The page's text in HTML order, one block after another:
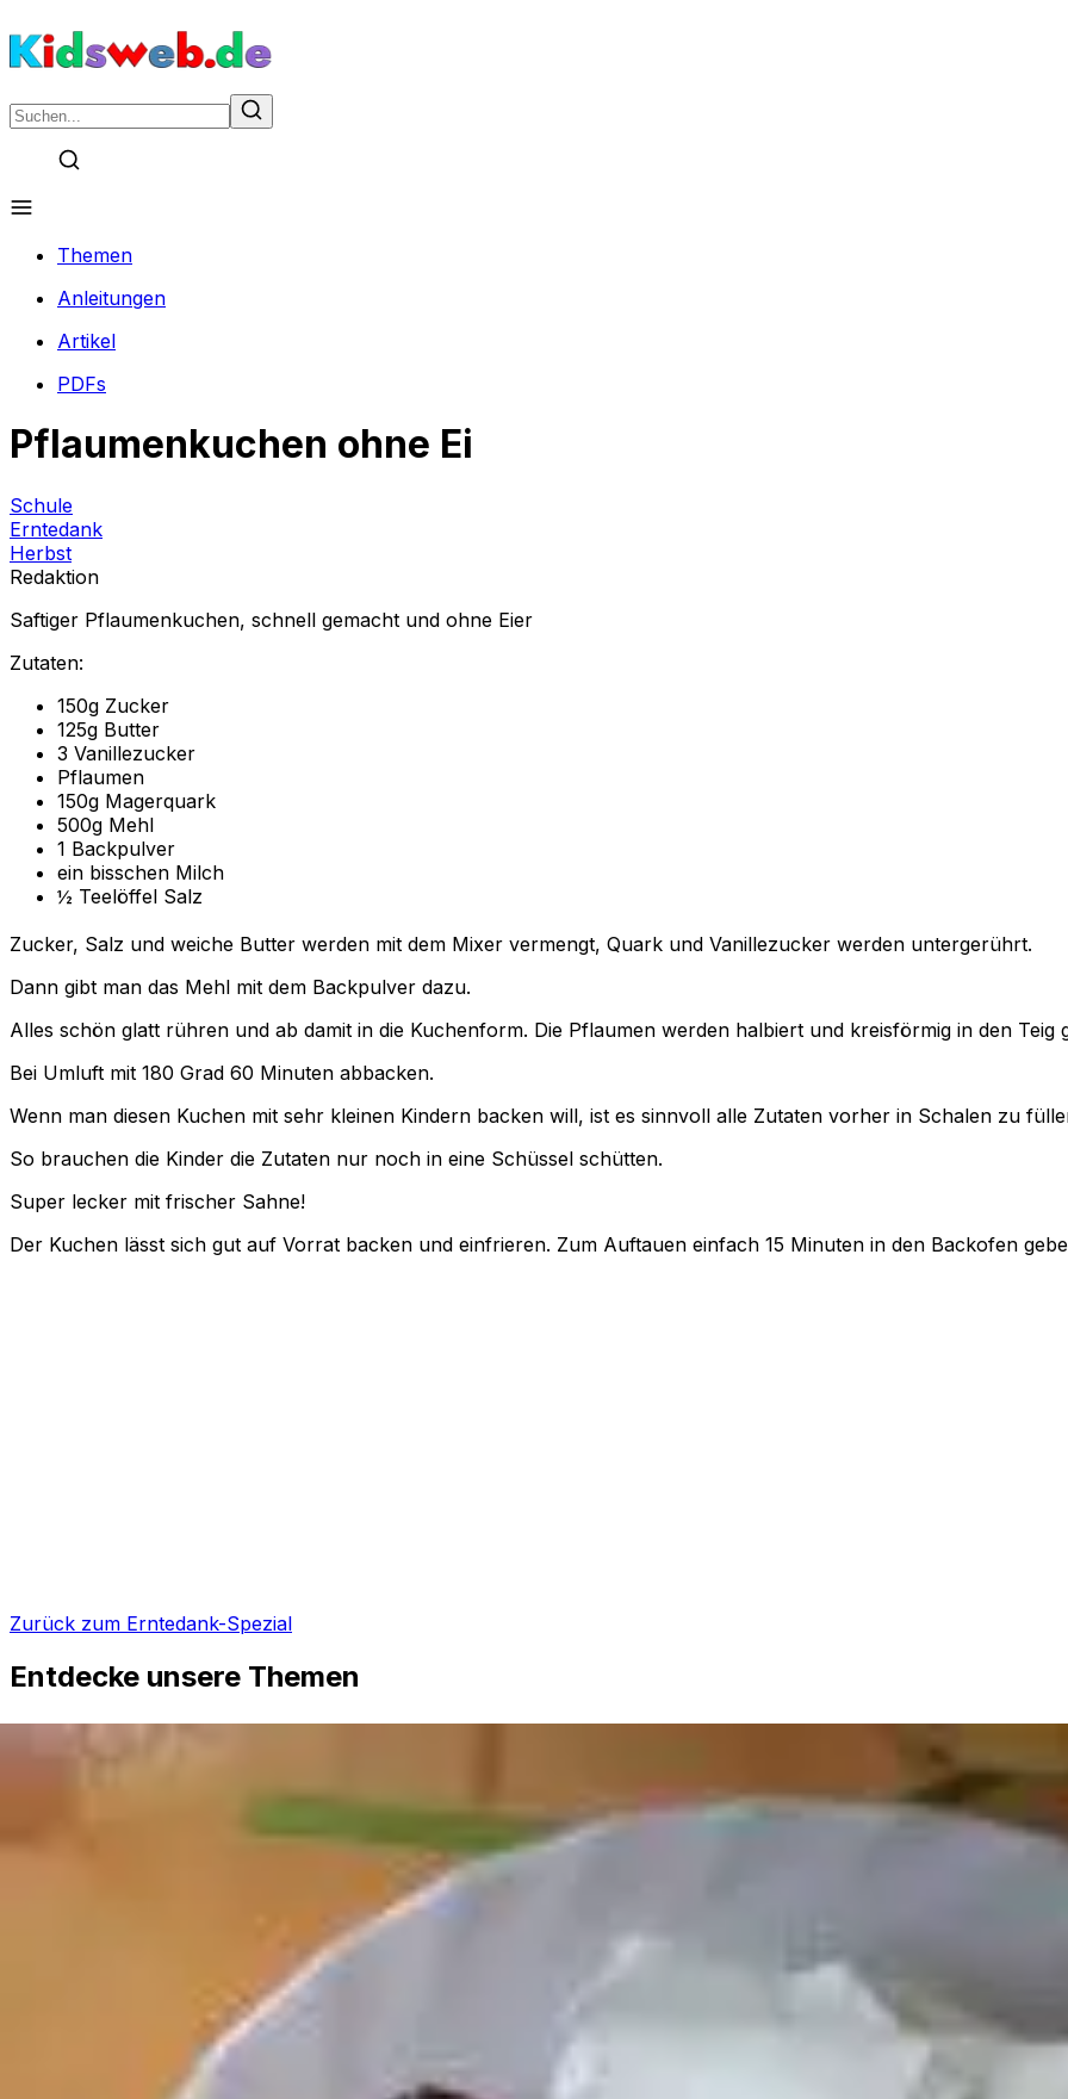
Themen
Anleitungen
Artikel
PDFs
Pflaumenkuchen ohne Ei
Schule
Erntedank
Herbst
Redaktion
Saftiger Pflaumenkuchen, schnell gemacht und ohne Eier
Zutaten:
150g Zucker
125g Butter
3 Vanillezucker
Pflaumen
150g Magerquark
500g Mehl
1 Backpulver
ein bisschen Milch
½ Teelöffel Salz
Zucker, Salz und weiche Butter werden mit dem Mixer vermengt, Quark und Vanillezucker werden untergerührt.
Dann gibt man das Mehl mit dem Backpulver dazu.
Alles schön glatt rühren und ab damit in die Kuchenform. Die Pflaumen werden halbiert und kreisförmig in den Teig
Bei Umluft mit 180 Grad 60 Minuten abbacken.
Wenn man diesen Kuchen mit sehr kleinen Kindern backen will, ist es sinnvoll alle Zutaten vorher in Schalen zu
So brauchen die Kinder die Zutaten nur noch in eine Schüssel schütten.
Super lecker mit frischer Sahne!
Der Kuchen lässt sich gut auf Vorrat backen und einfrieren. Zum Auftauen einfach 15 Minuten in den Backofen
Zurück zum Erntedank-Spezial
Entdecke unsere Themen